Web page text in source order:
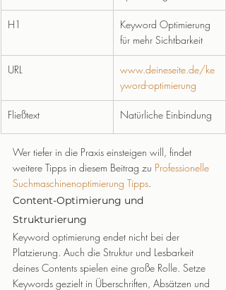
H1
Keyword Optimierung
für mehr Sichtbarkeit
URL
www.deineseite.de/ke
yword-optimierung
Fließtext Natürliche Einbindung
Wer tiefer in die Praxis einsteigen will, findet
weitere Tipps in diesem Beitrag zu Professionelle
Suchmaschinenoptimierung Tipps.
Content-Optimierung und
Strukturierung
Keyword optimierung endet nicht bei der
Platzierung. Auch die Struktur und Lesbarkeit
deines Contents spielen eine große Rolle. Setze
Keywords gezielt in Überschriften, Absätzen und